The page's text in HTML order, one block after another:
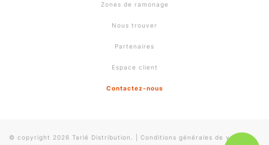
Zones de ramonage
Nous trouver
Partenaires
Espace client
Contactez-nous
© copyright 2026 Tarlé Distribution. Conditions générales de vente |